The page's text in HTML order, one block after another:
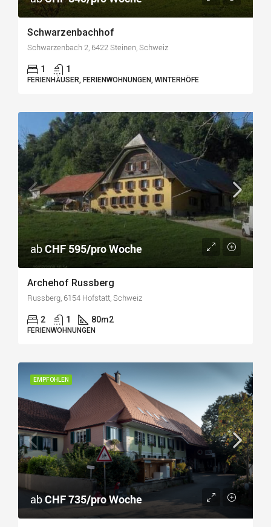
Schwarzenbachhof
Schwarzenbach 2, 6422 Steinen, Schweiz
1 1
FERIENHÄUSER, FERIENWOHNUNGEN, WINTERHÖFE
abCHF 595/pro Woche
Archehof Russberg
Russberg, 6154 Hofstatt, Schweiz
2 1 80m2
FERIENWOHNUNGEN
EMPFOHLEN
abCHF 735/pro Woche